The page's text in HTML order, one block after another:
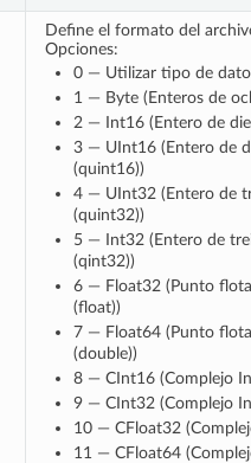
Define el formato del
Opciones:
0 — Utilizar tipo de
1 — Byte (Enteros de
2 — Int16 (Entero de
3 — UInt16 (Entero de
(quint16))
4 — UInt32 (Entero de
(quint32))
5 — Int32 (Entero de
(qint32))
6 — Float32 (Punto
(float))
7 — Float64 (Punto
(double))
8 — CInt16 (Complejo
9 — CInt32 (Complejo
10 — CFloat32
11 — CFloat64